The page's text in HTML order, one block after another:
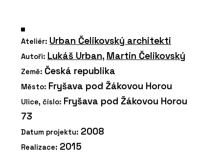
Ateliér: Urban Čelikovský architekti
Autoři: Lukáš Urban, Martin Čelikovský
Země: Česká republika
Město: Fryšava pod Žákovou Horou
Ulice, číslo: Fryšava pod Žákovou Horou
73
Datum projektu: 2008
Realizace: 2015